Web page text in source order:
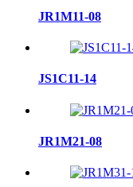
JR1M11-08
JS1C11-14
JR1M21-08